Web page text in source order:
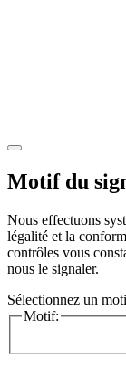
Motif du
Nous effectuons
légalité et la
contrôles vous
nous le signaler.
Sélectionnez un
Motif: